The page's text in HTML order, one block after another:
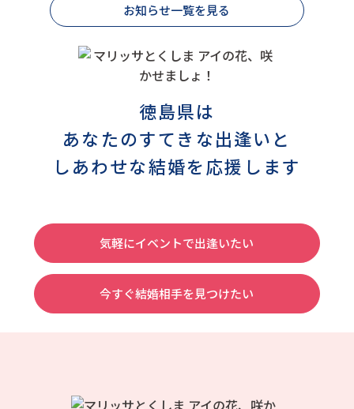
お知らせ一覧を見る
徳島県は
あなたのすてきな出逢いと
しあわせな結婚を応援します
気軽にイベントで出逢いたい
今すぐ結婚相手を見つけたい